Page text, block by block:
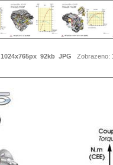
1024x765px 92kb JPG Zobrazeno: